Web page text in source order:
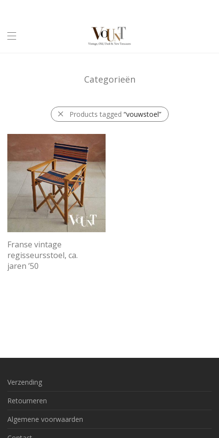
Categorieën
Products tagged “vouwstoel”
Franse vintage
regisseursstoel, ca.
jaren ’50
Verzending
Retourneren
Algemene voorwaarden